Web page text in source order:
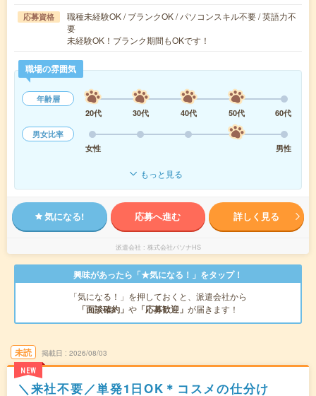
応募資格
職種未経験OK / ブランクOK / パソコンスキル不要 / 英語力不
要
未経験OK！ブランク期間もOKです！
職場の雰囲気
年齢層
20代
30代 40代 50代
60代
男女比率
女性
男性
もっと見る
気になる! 応募へ進む 詳しく見る
派遣会社 株式会社パソナHS
興味があったら「★気になる！」をタップ！
「気になる！」を押しておくと、派遣会社から
「面談確約」 や 「応募歓迎」 が届きます！
未読
NEW
掲載日 2026/08/03
＼来社不要／単発1日OK＊コスメの仕分け